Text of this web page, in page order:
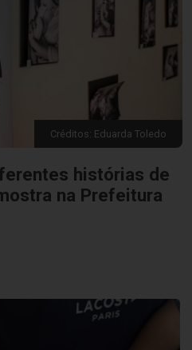
Créditos: Eduarda Toledo
histórias de
na Prefeitura